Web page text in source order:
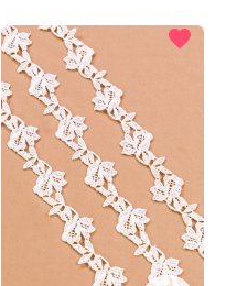
favorite